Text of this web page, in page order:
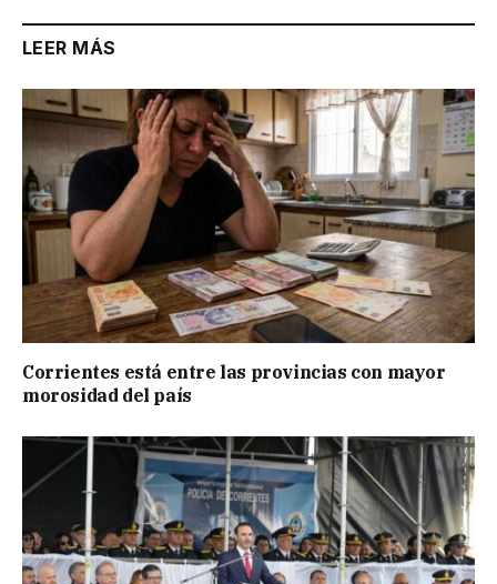
LEER MÁS
Corrientes está entre las provincias con mayor
morosidad del país